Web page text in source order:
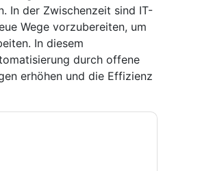
In der Zwischenzeit sind IT-
Wege vorzubereiten, um
In diesem
durch offene
erhöhen und die Effizienz